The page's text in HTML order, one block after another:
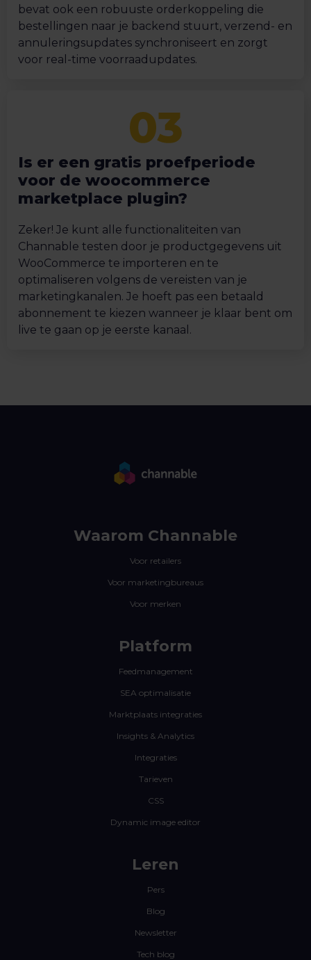
bevat ook een robuuste orderkoppeling die
bestellingen naar je backend stuurt, verzend- en
annuleringsupdates synchroniseert en zorgt
voor real-time voorraadupdates.
Is er een gratis proefperiode
voor de woocommerce
marketplace plugin?
Zeker! Je kunt alle functionaliteiten van
Channable testen door je productgegevens uit
WooCommerce te importeren en te
optimaliseren volgens de vereisten van je
marketingkanalen. Je hoeft pas een betaald
abonnement te kiezen wanneer je klaar bent om
live te gaan op je eerste kanaal.
Waarom Channable
Voor retailers
Voor marketingbureaus
Voor merken
Platform
Feedmanagement
SEA optimalisatie
Marktplaats integraties
Insights & Analytics
Integraties
Tarieven
CSS
Dynamic image editor
Leren
Pers
Blog
Newsletter
Tech blog